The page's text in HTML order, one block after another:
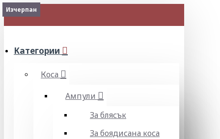
МЕНЮ
Категории
Коса
Ампули
За блясък
За боядисана коса
Изчерпан